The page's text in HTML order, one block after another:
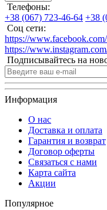
Телефоны:
+38 (067) 723-46-64 +38
Соц сети:
https://
https://
Подписывайтесь на
Информация
О нас
Доставка и оплата
Гарантия и возврат
Договор оферты
Связаться с нами
Карта сайта
Акции
Популярное